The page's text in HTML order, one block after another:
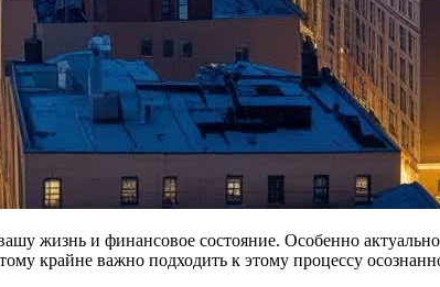
жизнь и финансовое состояние. Особенно
крайне важно подходить к этому процессу